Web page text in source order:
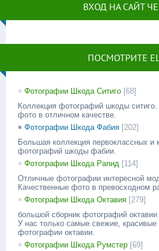
ВХОД НА САЙТ
ПОСМОТРИТЕ
Фотографии Шкода Ситиго [68]
Коллекция фотографий шкоды
фото в отличном качестве.
Фотографии Шкода Фабия [202]
Большая коллекция первоклассных и
фотографий шкоды фабии.
Фотографии Шкода Рапид [114]
Отличные фотографии интересной
Качественные фото в превосходном
Фотографии Шкода Октавия [279]
большой сборник фотографий
У нас только самые свежие, красивые
фотографии октавии.
Фотографии Шкода Румстер [69]